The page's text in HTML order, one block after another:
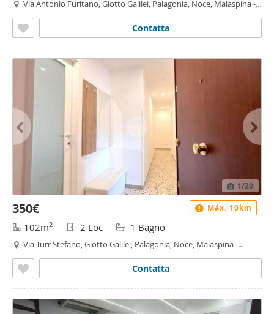
Via Antonio Furitano, Giotto Galilei, Palagonia, Noce, Malaspina -
Contatta
1/20
350€
102m2 2 Loc 1 Bagno
Via Turr Stefano, Giotto Galilei, Palagonia, Noce, Malaspina -
Contatta
Máx. 10km